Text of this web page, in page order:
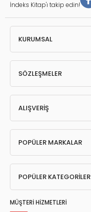
İndeks Kitap'ı takip edin!
KURUMSAL
SÖZLEŞMELER
ALIŞVERİŞ
POPÜLER MARKALAR
POPÜLER KATEGORİLER
MÜŞTERİ HİZMETLERİ